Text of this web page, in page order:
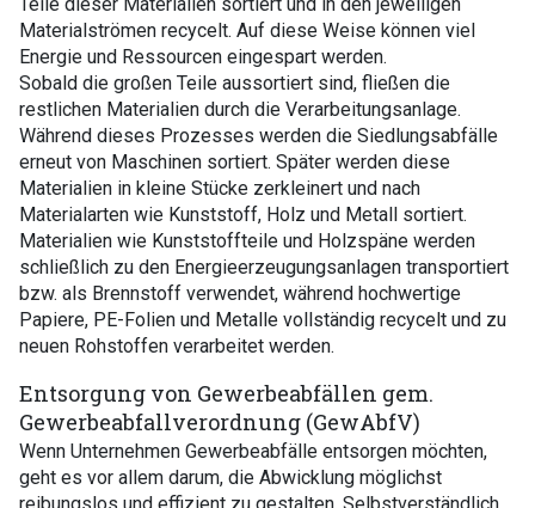
Materialströmen recycelt. Auf diese Weise können viel
Energie und Ressourcen eingespart werden.
Sobald die großen Teile aussortiert sind, fließen die
restlichen Materialien durch die Verarbeitungsanlage.
Während dieses Prozesses werden die Siedlungsabfälle
erneut von Maschinen sortiert. Später werden diese
Materialien in kleine Stücke zerkleinert und nach
Materialarten wie Kunststoff, Holz und Metall sortiert.
Materialien wie Kunststoffteile und Holzspäne werden
schließlich zu den Energieerzeugungsanlagen transportiert
bzw. als Brennstoff verwendet, während hochwertige
Papiere, PE-Folien und Metalle vollständig recycelt und zu
neuen Rohstoffen verarbeitet werden.
Entsorgung von Gewerbeabfällen gem.
Gewerbeabfallverordnung (GewAbfV)
Wenn Unternehmen Gewerbeabfälle entsorgen möchten,
geht es vor allem darum, die Abwicklung möglichst